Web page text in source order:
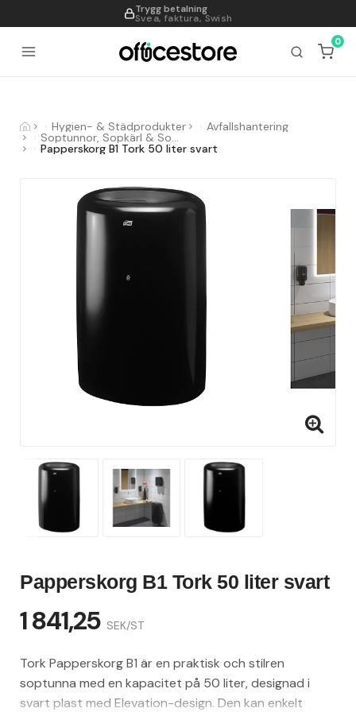
Trygg betalning
Svea, faktura, Swish
995
0
Hygien- & Städprodukter Avfallshantering
Soptunnor, Sopkärl & Sopsorteringskärl
Papperskorg B1 Tork 50 liter svart
Papperskorg B1 Tork 50 liter svart
1 841,25 SEK/ST
Tork Papperskorg B1 är en praktisk och stilren
soptunna med en kapacitet på 50 liter, designad i
svart plast med Elevation-design. Den kan enkelt